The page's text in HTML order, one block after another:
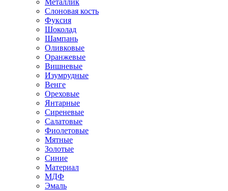
Металлик
Слоновая кость
Фуксия
Шоколад
Шампань
Оливковые
Оранжевые
Вишневые
Изумрудные
Венге
Ореховые
Янтарные
Сиреневые
Салатовые
Фиолетовые
Мятные
Золотые
Синие
Материал
МДФ
Эмаль